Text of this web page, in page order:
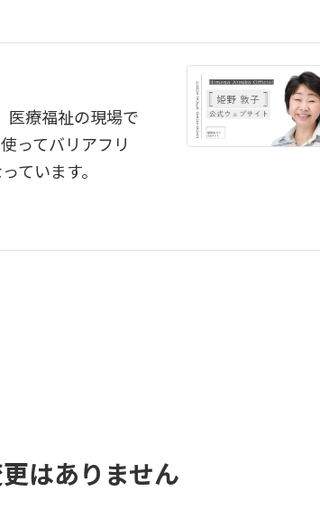
医療福祉の現場で
ってバリアフリ
ています。
はありません